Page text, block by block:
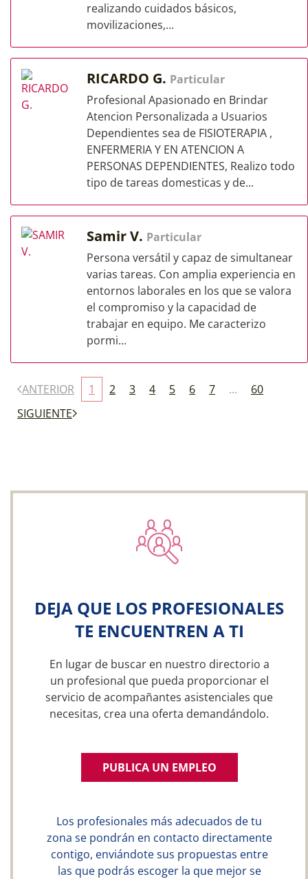
realizando cuidados básicos,
movilizaciones,...
RICARDO G. Particular
Profesional Apasionado en Brindar
Atencion Personalizada a Usuarios
Dependientes sea de FISIOTERAPIA ,
ENFERMERIA Y EN ATENCION A
PERSONAS DEPENDIENTES, Realizo todo
tipo de tareas domesticas y de...
Samir V. Particular
Persona versátil y capaz de simultanear
varias tareas. Con amplia experiencia en
entornos laborales en los que se valora
el compromiso y la capacidad de
trabajar en equipo. Me caracterizo
pormi...
ANTERIOR 1 2 3 4 5 6 7 ...
60
SIGUIENTE
DEJA QUE LOS PROFESIONALES
TE ENCUENTREN A TI
En lugar de buscar en nuestro directorio a
un profesional que pueda proporcionar el
servicio de acompañantes asistenciales que
necesitas, crea una oferta demandándolo.
PUBLICA UN EMPLEO
Los profesionales más adecuados de tu
zona se pondrán en contacto directamente
contigo, enviándote sus propuestas entre
las que podrás escoger la que mejor se